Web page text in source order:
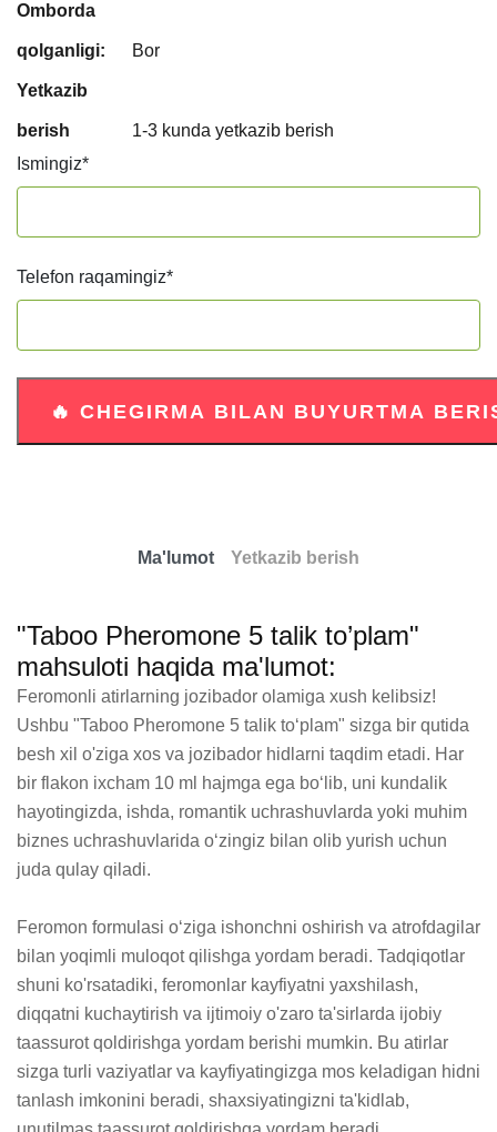
Omborda
qolganligi: Bor
Yetkazib
berish
1-3 kunda yetkazib berish
Ismingiz*
Telefon raqamingiz*
Ma'lumot Yetkazib berish
"Taboo Pheromone 5 talik to’plam"
mahsuloti haqida ma'lumot:
Feromonli atirlarning jozibador olamiga xush kelibsiz!
Ushbu "Taboo Pheromone 5 talik to‘plam" sizga bir qutida
besh xil o'ziga xos va jozibador hidlarni taqdim etadi. Har
bir flakon ixcham 10 ml hajmga ega bo‘lib, uni kundalik
hayotingizda, ishda, romantik uchrashuvlarda yoki muhim
biznes uchrashuvlarida o‘zingiz bilan olib yurish uchun
juda qulay qiladi.
Feromon formulasi o‘ziga ishonchni oshirish va atrofdagilar
bilan yoqimli muloqot qilishga yordam beradi. Tadqiqotlar
shuni ko'rsatadiki, feromonlar kayfiyatni yaxshilash,
diqqatni kuchaytirish va ijtimoiy o'zaro ta'sirlarda ijobiy
taassurot qoldirishga yordam berishi mumkin. Bu atirlar
sizga turli vaziyatlar va kayfiyatingizga mos keladigan hidni
tanlash imkonini beradi, shaxsiyatingizni ta'kidlab,